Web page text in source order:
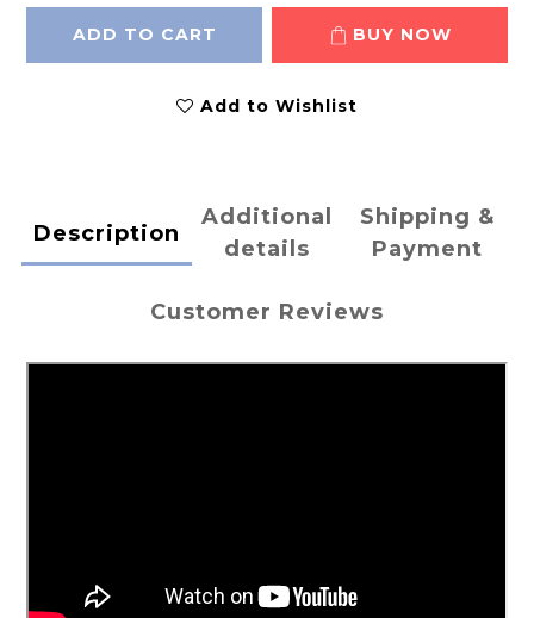
ADD TO CART BUY NOW
Add to Wishlist
Description
Additional
details
Shipping &
Payment
Customer Reviews